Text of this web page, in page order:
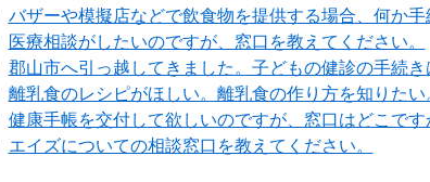
バザーや模擬店などで飲食物を提供する場合、何か
医療相談がしたいのですが、窓口を教えてください。
郡山市へ引っ越してきました。子どもの健診の手続
離乳食のレシピがほしい。離乳食の作り方を知りたい
健康手帳を交付して欲しいのですが、窓口はどこです
エイズについての相談窓口を教えてください。